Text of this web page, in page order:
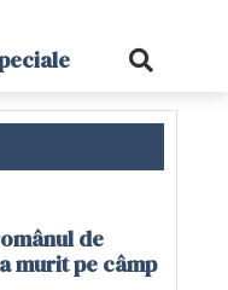
de
murit pe câmp